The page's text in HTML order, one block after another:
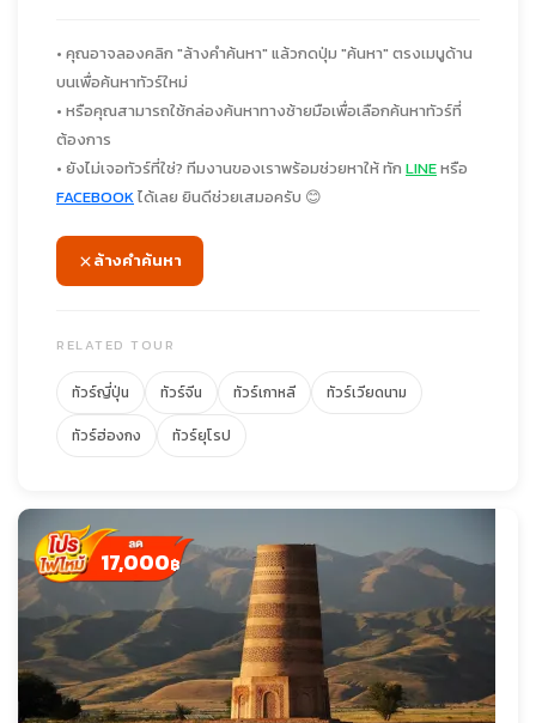
search
• คุณอาจลองคลิก "ล้างคำค้นหา" แล้วกดปุ่ม "ค้นหา" ตรงเมนูด้าน
บนเพื่อค้นหาทัวร์ใหม่
• หรือคุณสามารถใช้กล่องค้นหาทางซ้ายมือเพื่อเลือกค้นหาทัวร์ที่
ต้องการ
• ยังไม่เจอทัวร์ที่ใช่? ทีมงานของเราพร้อมช่วยหาให้ ทัก LINEหรือ
FACEBOOKได้เลย ยินดีช่วยเสมอครับ 😊
ล้างคำค้นหา
RELATED TOUR
ทัวร์ญี่ปุ่น ทัวร์จีน ทัวร์เกาหลี
ทัวร์เวียดนาม
ทัวร์ฮ่องกง
ทัวร์ยุโรป
17,000฿